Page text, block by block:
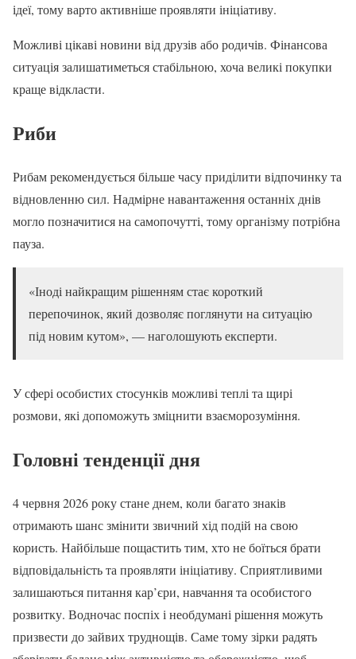
ідеї, тому варто активніше проявляти ініціативу.
Можливі цікаві новини від друзів або родичів. Фінансова
ситуація залишатиметься стабільною, хоча великі покупки
краще відкласти.
Риби
Рибам рекомендується більше часу приділити відпочинку та
відновленню сил. Надмірне навантаження останніх днів
могло позначитися на самопочутті, тому організму потрібна
пауза.
«Іноді найкращим рішенням стає короткий
перепочинок, який дозволяє поглянути на ситуацію
під новим кутом», — наголошують експерти.
У сфері особистих стосунків можливі теплі та щирі
розмови, які допоможуть зміцнити взаєморозуміння.
Головні тенденції дня
4 червня 2026 року стане днем, коли багато знаків
отримають шанс змінити звичний хід подій на свою
користь. Найбільше пощастить тим, хто не боїться брати
відповідальність та проявляти ініціативу. Сприятливими
залишаються питання кар’єри, навчання та особистого
розвитку. Водночас поспіх і необдумані рішення можуть
призвести до зайвих труднощів. Саме тому зірки радять